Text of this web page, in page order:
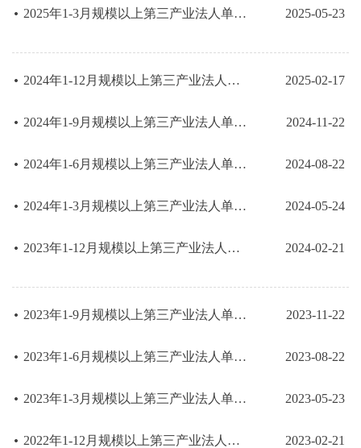
2025年1-3月规模以上第三产业法人单位主要经济指标 2025-05-23
2024年1-12月规模以上第三产业法人单位主要经济指标 2025-02-17
2024年1-9月规模以上第三产业法人单位主要经济指标 2024-11-22
2024年1-6月规模以上第三产业法人单位主要经济指标 2024-08-22
2024年1-3月规模以上第三产业法人单位主要经济指标 2024-05-24
2023年1-12月规模以上第三产业法人单位主要经济指标 2024-02-21
2023年1-9月规模以上第三产业法人单位主要经济指标 2023-11-22
2023年1-6月规模以上第三产业法人单位主要经济指标 2023-08-22
2023年1-3月规模以上第三产业法人单位主要经济指标 2023-05-23
2022年1-12月规模以上第三产业法人单位主要经济指标 2023-02-21